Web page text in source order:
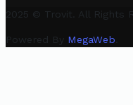
2025 © Trovit. All Rights
Powered By MegaWeb